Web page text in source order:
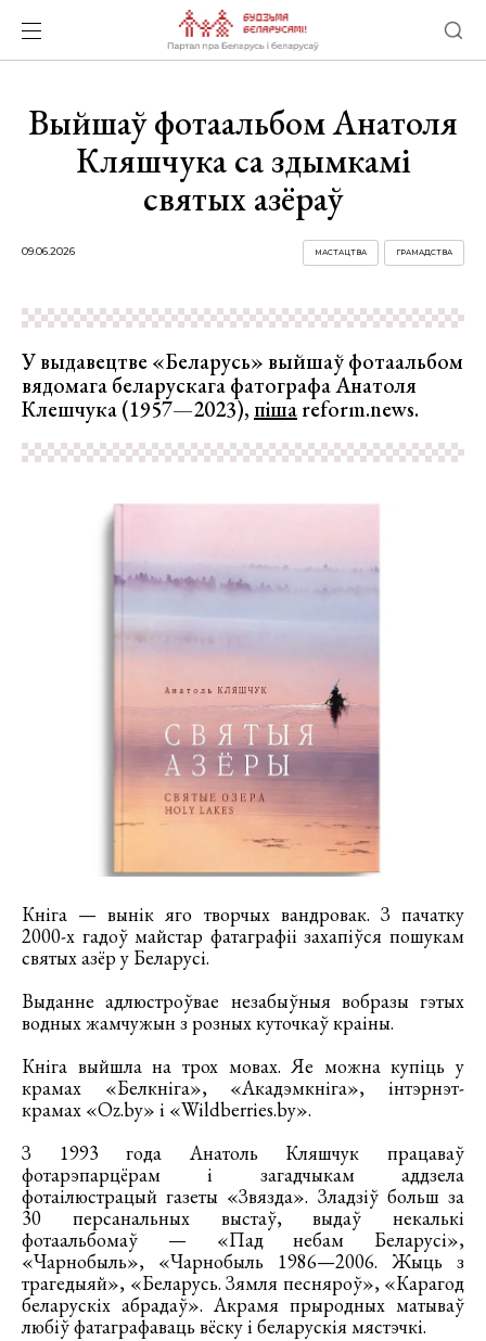
Выйшаў фотаальбом Анатоля
Кляшчука са здымкамі
святых азёраў
09.06.2026 ГРАМАДСТВА
МАСТАЦТВА
У выдавецтве «Беларусь» выйшаў фотаальбом
вядомага беларускага фатографа Анатоля
Клешчука (1957—2023), пішаreform.news.
Кніга — вынік яго творчых вандровак. З пачатку
2000-х гадоў майстар фатаграфіі захапіўся пошукам
святых азёр у Беларусі.
Выданне адлюстроўвае незабыўныя вобразы гэтых
водных жамчужын з розных куточкаў краіны.
Кніга выйшла на трох мовах. Яе можна купіць у
крамах «Белкніга», «Акадэмкніга», інтэрнэт-
крамах «Оz.by» і «Wildberries.by».
З 1993 года Анатоль Кляшчук працаваў
фотарэпарцёрам і загадчыкам аддзела
фотаілюстрацый газеты «Звязда». Зладзіў больш за
30 персанальных выстаў, выдаў некалькі
фотаальбомаў — «Пад небам Беларусі»,
«Чарнобыль», «Чарнобыль 1986—2006. Жыць з
трагедыяй», «Беларусь. Зямля песняроў», «Карагод
беларускіх абрадаў». Акрамя прыродных матываў
любіў фатаграфаваць вёску і беларускія мястэчкі.